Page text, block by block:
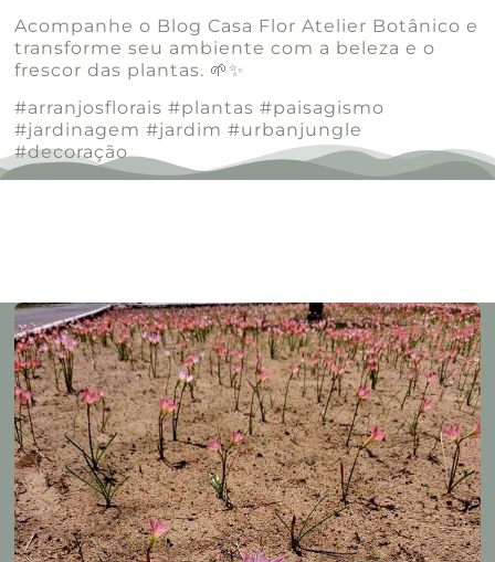
Acompanhe o Blog Casa Flor Atelier Botânico e
transforme seu ambiente com a beleza e o
frescor das plantas. 🌱✨
#arranjosflorais #plantas #paisagismo
#jardinagem #jardim #urbanjungle
#decoração